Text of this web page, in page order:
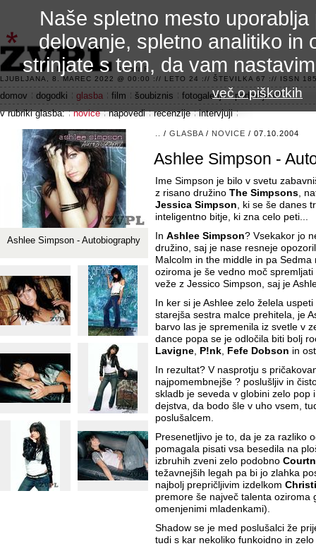
3.2 alfa R
LJUBLJANA, 8. MAREC 2022 @ 00:00 :// LETO 24 :// ŠTEVILKA 67 :// ISSN
domov dogodki glasba film šoubiznis fotogalerije
področje 42
v rubriki glasba:
novice napovedi recenzije intervjuji
/ GLASBA / NOVICE / 07.10.2004
Ashlee Simpson -
Ime Simpson je bilo v svetu
z risano družino The Simpsons,
Jessica Simpson, ki se še danes
inteligentno bitje, ki zna celo peti...
In Ashlee Simpson? Vsekakor jo
družino, saj je nase resneje
Malcolm in the middle in pa
oziroma je še vedno moč
veže z Jessico Simpson, saj je
In ker si je Ashlee zelo želela
starejša sestra malce prehitela, je
barvo las je spremenila iz svetle v
dance popa se je odločila biti bolj
Lavigne, P!nk, Fefe Dobson in
In rezultat? V nasprotju s
najpomembnejše ? poslušljiv in
skladb je seveda v globini zelo pop
dejstva, da bodo šle v uho vsem,
poslušalcem.
Presenetljivo je to, da je za razliko
pomagala pisati vsa besedila na
izbruhih zveni zelo podobno
težavnejših legah pa bi jo zlahka
najbolj prepričljivim izdelkom
premore še največ talenta oziroma
omenjenimi mladenkami).
Shadow se je med poslušalci že
tudi s kar nekoliko funkoidno in
Ashlee Simpson - Autobiography
Naše spletno mesto
delovanje, spletno analitiko in
strinjate s tem, da vam
več o piškotkih